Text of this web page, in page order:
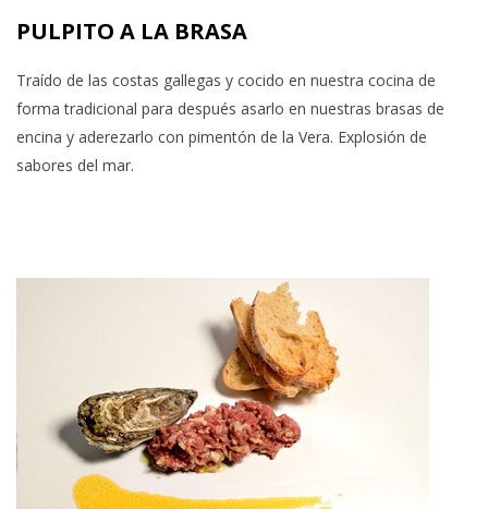
PULPITO A LA BRASA
Traído de las costas gallegas y cocido en nuestra cocina de
forma tradicional para después asarlo en nuestras brasas de
encina y aderezarlo con pimentón de la Vera. Explosión de
sabores del mar.